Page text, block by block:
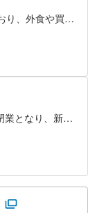
り、外食や買い
業となり、新中